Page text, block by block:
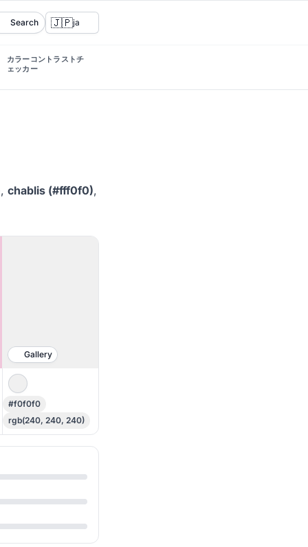
Search 🇯🇵ja
カラーコントラストチ
ェッカー
, chablis (#fff0f0),
Gallery
#f0f0f0
rgb(240, 240, 240)